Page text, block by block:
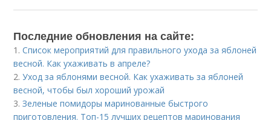
Последние обновления на сайте:
1.Список мероприятий для правильного ухода за яблоней
весной. Как ухаживать в апреле?
2.Уход за яблонями весной. Как ухаживать за яблоней
весной, чтобы был хороший урожай
3.Зеленые помидоры маринованные быстрого
приготовления. Топ-15 лучших рецептов маринования